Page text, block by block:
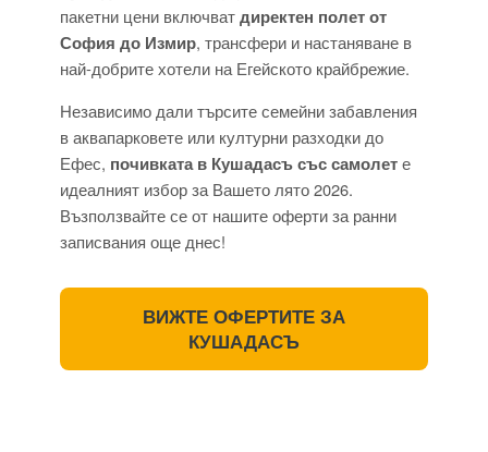
пакетни цени включватдиректен полет от
София до Измир, трансфери и настаняване в
най-добрите хотели на Егейското крайбрежие.
Независимо дали търсите семейни забавления
в аквапарковете или културни разходки до
Ефес, почивката в Кушадасъ със самолете
идеалният избор за Вашето лято 2026.
Възползвайте се от нашите оферти за ранни
записвания още днес!
ВИЖТЕ ОФЕРТИТЕ ЗА
КУШАДАСЪ